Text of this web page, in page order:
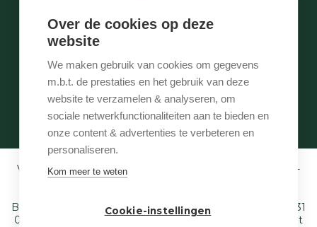
Stukje geschiedenis
Onze services
Contact
Te vroeg
Eigenaarslogin
Vastgoedmakelaar-bemiddelaar BIV België BIV 507.005 -
Belgium (polisnr. 730.390.160) - Derdenrekening: BE97 1431
0000 1849. Toezichthoudende autoriteit: Beroepsinstituut
Over de cookies op deze
website
We maken gebruik van cookies om gegevens
m.b.t. de prestaties en het gebruik van deze
website te verzamelen & analyseren, om
sociale netwerkfunctionaliteiten aan te bieden en
onze content & advertenties te verbeteren en
personaliseren.
Kom meer te weten
Cookie-instellingen